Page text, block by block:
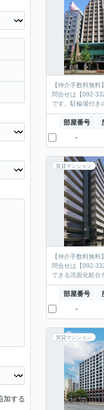
【仲介手数料無
問合せは【092-
です。駐輪場付き
部屋番号
-
賃貸マンション
【仲介手数料無
問合せは【092-
できる洗面化粧台
部屋番号
-
賃貸マンション
加する